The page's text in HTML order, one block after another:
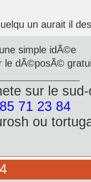
un aurait il
simple idÃ©e
le dÃ©posÃ©
sur le
71 23 84
ou